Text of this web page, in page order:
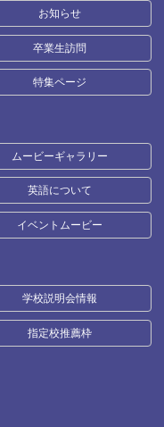
お知らせ
卒業生訪問
特集ページ
ムービーギャラリー
英語について
イベントムービー
学校説明会情報
指定校推薦枠